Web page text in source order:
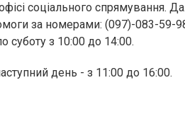
соціального спрямування.
за номерами: (097)-083-59-
суботу з 10:00 до 14:00.
день - з 11:00 до 16:00.